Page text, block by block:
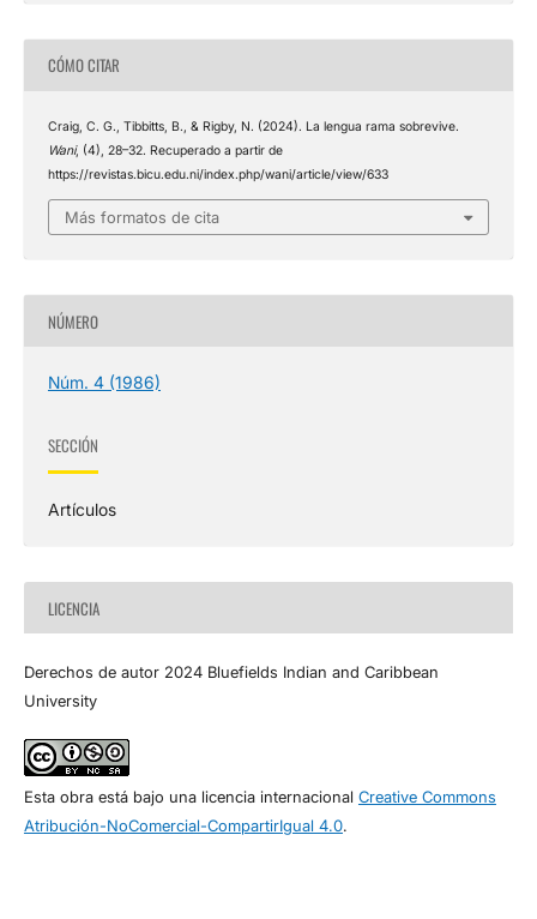
CÓMO CITAR
Craig, C. G., Tibbitts, B., & Rigby, N. (2024). La lengua rama sobrevive.
Wani, (4), 28–32. Recuperado a partir de
https://revistas.bicu.edu.ni/index.php/wani/article/view/633
Más formatos de cita
NÚMERO
Núm. 4 (1986)
SECCIÓN
Artículos
LICENCIA
Derechos de autor 2024 Bluefields Indian and Caribbean
University
Esta obra está bajo una licencia internacional Creative Commons
Atribución-NoComercial-CompartirIgual 4.0.